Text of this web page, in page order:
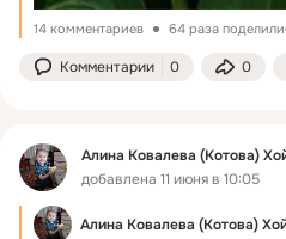
14 комментариев 64 раза
Комментарии 0 0
Алина Ковалева (Котова)
добавлена 11 июня в 10:05
Алина Ковалева (Котова)